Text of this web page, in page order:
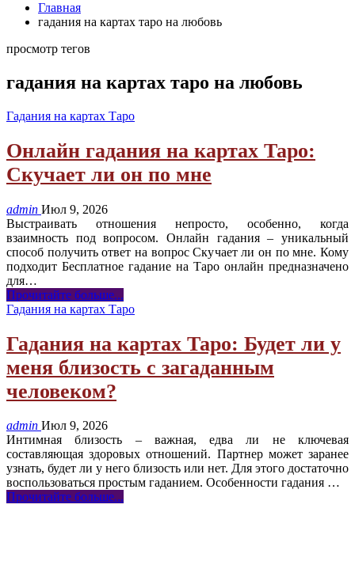
Главная
гадания на картах таро на любовь
просмотр тегов
гадания на картах таро на любовь
Гадания на картах Таро
Онлайн гадания на картах Таро:
Скучает ли он по мне
admin Июл 9, 2026
Выстраивать отношения непросто, особенно, когда
взаимность под вопросом. Онлайн гадания – уникальный
способ получить ответ на вопрос Скучает ли он по мне. Кому
подходит Бесплатное гадание на Таро онлайн предназначено
для…
Прочитайте больше...
Гадания на картах Таро
Гадания на картах Таро: Будет ли у
меня близость с загаданным
человеком?
admin Июл 9, 2026
Интимная близость – важная, едва ли не ключевая
составляющая здоровых отношений. Партнер может заранее
узнать, будет ли у него близость или нет. Для этого достаточно
воспользоваться простым гаданием. Особенности гадания …
Прочитайте больше...